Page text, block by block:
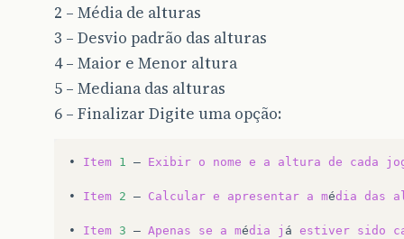
2 – Média de alturas
3 – Desvio padrão das alturas
4 – Maior e Menor altura
5 – Mediana das alturas
6 – Finalizar Digite uma opção:
• Item 1 – Exibir o nome e a altura de cada
• Item 2 – Calcular e apresentar a média das
• Item 3 – Apenas se a média j á estiver sido